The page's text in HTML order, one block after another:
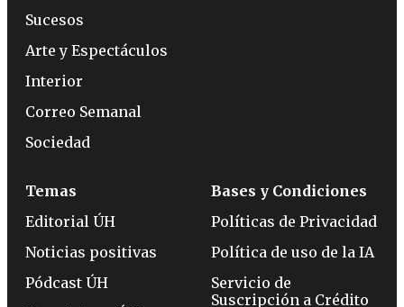
Sucesos
Arte y Espectáculos
Interior
Correo Semanal
Sociedad
Temas
Editorial ÚH
Noticias positivas
Pódcast ÚH
Bases y Condiciones
Políticas de Privacidad
Política de uso de la IA
Servicio de
Suscripción a Crédito